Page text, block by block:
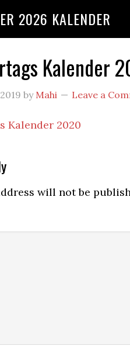
2026 KALENDER
Kalender
by Mahi Leave a
Kalender 2020
will not be